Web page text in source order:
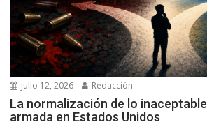
julio 12, 2026 Redacción
La normalización de lo
armada en Estados Unidos